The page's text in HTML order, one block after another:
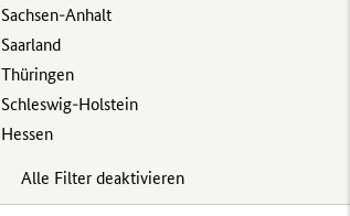
Sachsen-Anhalt
Saarland
Thüringen
Schleswig-Holstein
Hessen
Alle Filter deaktivieren